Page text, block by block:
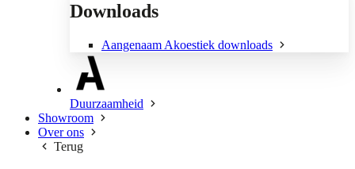
Downloads
Aangenaam Akoestiek downloads
Duurzaamheid
Showroom
Over ons
Terug